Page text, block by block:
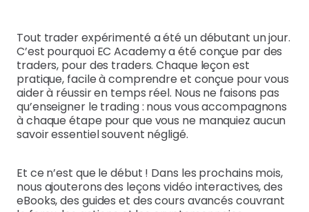
Tout trader expérimenté a été un débutant un jour.
C’est pourquoi EC Academy a été conçue par des
traders, pour des traders. Chaque leçon est
pratique, facile à comprendre et conçue pour vous
aider à réussir en temps réel. Nous ne faisons pas
qu’enseigner le trading : nous vous accompagnons
à chaque étape pour que vous ne manquiez aucun
savoir essentiel souvent négligé.
Et ce n’est que le début ! Dans les prochains mois,
nous ajouterons des leçons vidéo interactives, des
eBooks, des guides et des cours avancés couvrant